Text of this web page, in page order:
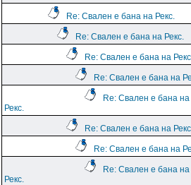
Re: Свален е бана на Рекс.
Re: Свален е бана на Рекс.
Re: Свален е бана на
Re: Свален е бана на
Re: Свален е бана на
Рекс.
Re: Свален е бана на
Re: Свален е бана на
Re: Свален е бана на
Рекс.